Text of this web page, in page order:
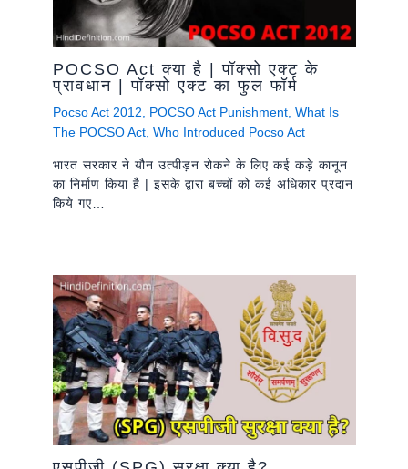
POCSO Act क्या है | पॉक्सो एक्ट के
प्रावधान | पॉक्सो एक्ट का फुल फॉर्म
Pocso Act 2012 POCSO Act Punishment, What Is
The POCSO Act, Who Introduced Pocso Act
भारत सरकार ने यौन उत्पीड़न रोकने के लिए कई कड़े कानून
का निर्माण किया है | इसके द्वारा बच्चों को कई अधिकार प्रदान
किये गए…